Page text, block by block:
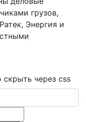
грузов,
Энергия и
через css